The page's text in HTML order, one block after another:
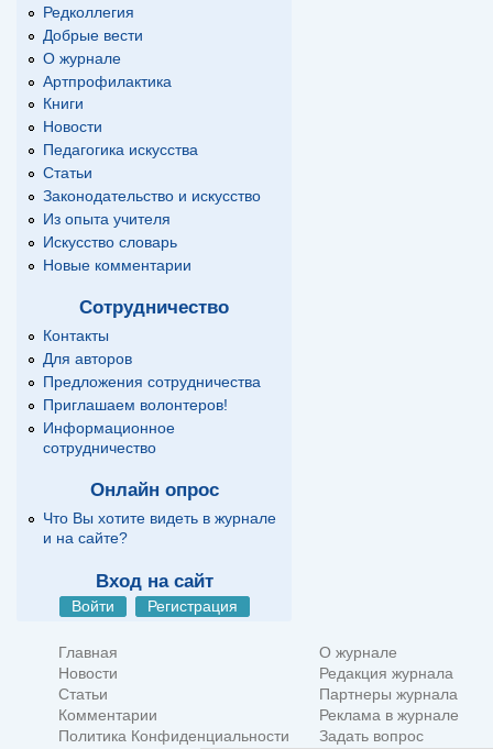
Редколлегия
Добрые вести
О журнале
Артпрофилактика
Книги
Новости
Педагогика искусства
Статьи
Законодательство и искусство
Из опыта учителя
Искусство словарь
Новые комментарии
Сотрудничество
Контакты
Для авторов
Предложения сотрудничества
Приглашаем волонтеров!
Информационное
сотрудничество
Онлайн опрос
Что Вы хотите видеть в журнале
и на сайте?
Вход на сайт
Войти Регистрация
Главная
О журнале
Новости
Редакция журнала
Статьи
Партнеры журнала
Комментарии
Реклама в журнале
Политика Конфиденциальности
Задать вопрос